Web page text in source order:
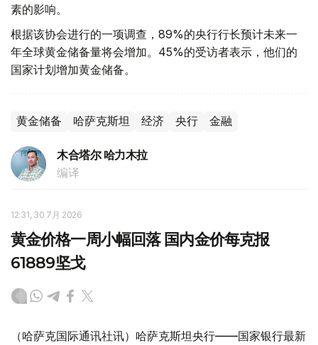
素的影响。
根据该协会进行的一项调查，89%的央行行长预计未来一
年全球黄金储备量将会增加。45%的受访者表示，他们的
国家计划增加黄金储备。
黄金储备 哈萨克斯坦 经济 央行 金融
木合塔尔 哈力木拉
编译
12:31, 30 7月 2026
黄金价格一周小幅回落 国内金价每克报
61889坚戈
（哈萨克国际通讯社讯）哈萨克斯坦央行——国家银行最新